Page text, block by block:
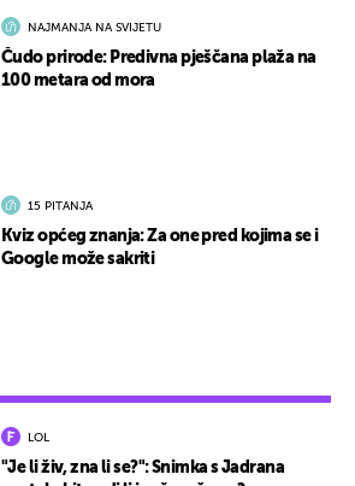
LOL
"Je li živ, zna li se?": Snimka s Jadrana
NAJMANJA NA SVIJETU
Čudo prirode: Predivna pješčana plaža na
100 metara od mora
15 PITANJA
Kviz općeg znanja: Za one pred kojima se i
Google može sakriti